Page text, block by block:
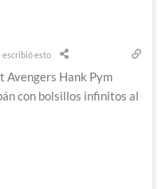
escribió esto
Avengers Hank Pym
con bolsillos infinitos al